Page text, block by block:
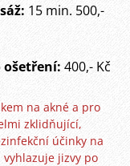
15 min. 500,-
400,- Kč
na akné a pro
zklidňující,
účinky na
jizvy po